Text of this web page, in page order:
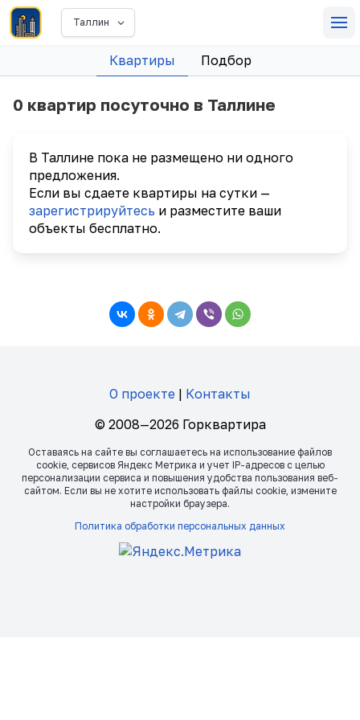
Таллин
Квартиры Подбор
0 квартир посуточно в Таллине
В Таллине пока не размещено ни одного
предложения.
Если вы сдаете квартиры на сутки —
зарегистрируйтесь и разместите ваши
объекты бесплатно.
О проекте | Контакты
© 2008—2026 Горквартира
Оставаясь на сайте вы соглашаетесь на использование файлов
сookie, сервисов Яндекс Метрика и учет IP-адресов с целью
персонализации сервиса и повышения удобства пользования веб-
сайтом. Если вы не хотите использовать файлы сookie, измените
настройки браузера.
Политика обработки персональных данных